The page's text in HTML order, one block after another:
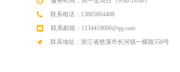
联系电话：13805804408
联系邮箱：1134419006@qq.com
联系地址：浙江省慈溪市长河镇一横路558号